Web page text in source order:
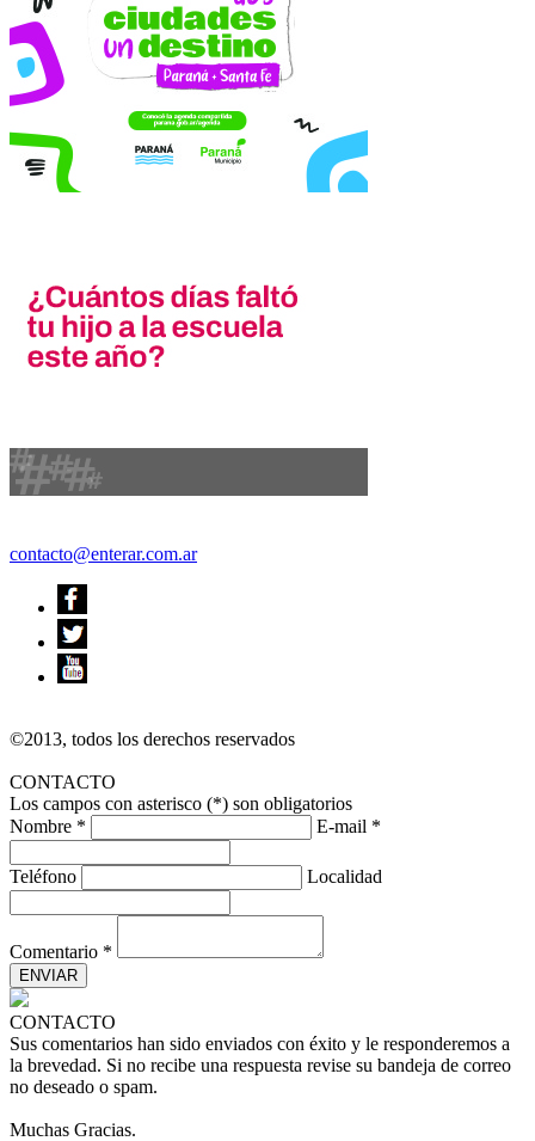
contacto@enterar.com.ar
©2013, todos los derechos reservados
CONTACTO
Los campos con asterisco (*) son obligatorios
Nombre *
E-mail *
Teléfono Localidad
Comentario *
CONTACTO
Sus comentarios han sido enviados con éxito y le responderemos a
la brevedad. Si no recibe una respuesta revise su bandeja de correo
no deseado o spam.
Muchas Gracias.